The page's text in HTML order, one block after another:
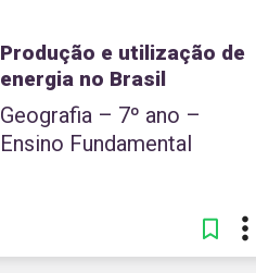
Produção e utilização de
energia no Brasil
Geografia – 7º ano –
Ensino Fundamental